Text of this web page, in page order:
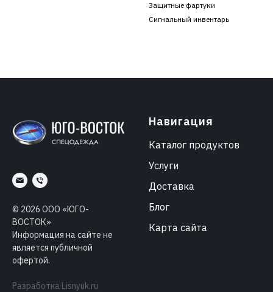
Защитные фартуки
Сигнальный инвентарь
© 2026 ООО «ЮГО-
ВОСТОК»
Информация на сайте не
является публичной
офертой.
Разработка Lisnyuk.ru
Навигация
Каталог продуктов
Услуги
Доставка
Блог
Карта сайта